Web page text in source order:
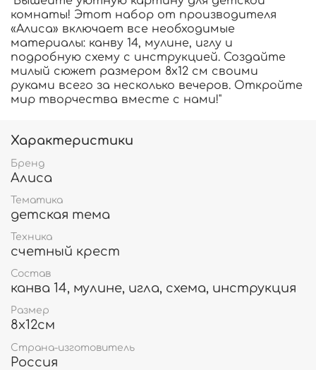
комнаты! Этот набор от производителя
«Алиса» включает все необходимые
материалы: канву 14, мулине, иглу и
подробную схему с инструкцией. Создайте
милый сюжет размером 8х12 см своими
руками всего за несколько вечеров. Откройте
мир творчества вместе с нами!"
Характеристики
Бренд
Алиса
Тематика
детская тема
Техника
счетный крест
Состав
канва 14, мулине, игла, схема, инструкция
Размер
8х12см
Страна-изготовитель
Россия